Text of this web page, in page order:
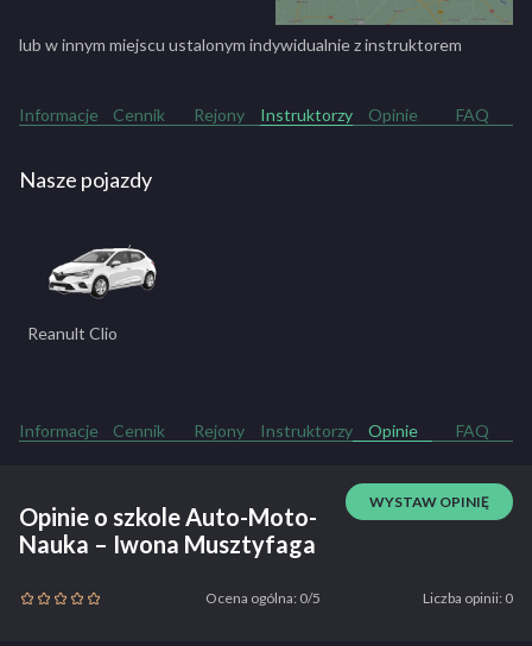
Dostęp do najlepszych materiałów dydaktycznych
7:00-22:00
ZOBACZ PEŁNY OPIS SZKOŁY
lub w innym miejscu ustalonym indywidualnie z instruktorem
Informacje Cennik Rejony Instruktorzy Opinie FAQ
Nasze pojazdy
Reanult Clio
Informacje Cennik Rejony Instruktorzy Opinie FAQ
Opinie o szkole Auto-Moto-
Nauka – Iwona Musztyfaga
WYSTAW OPINIĘ
Ocena ogólna: 0/5 Liczba opinii: 0